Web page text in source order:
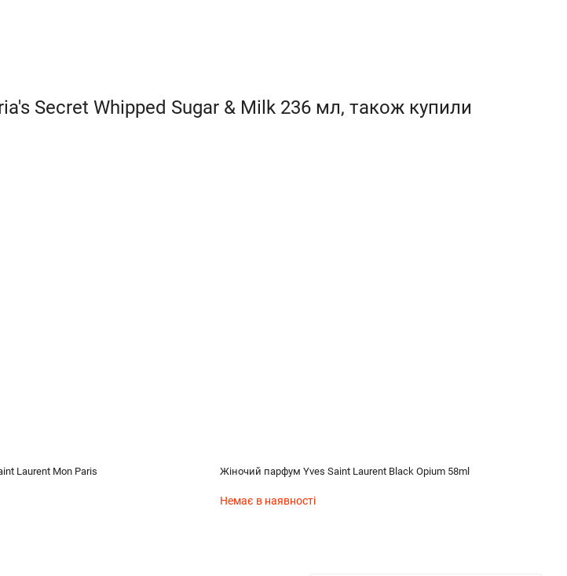
Secret Whipped Sugar & Milk 236 мл, також купили
Laurent Mon Paris Жіночий парфум Yves Saint Laurent Black Opium 58ml
Немає в наявності